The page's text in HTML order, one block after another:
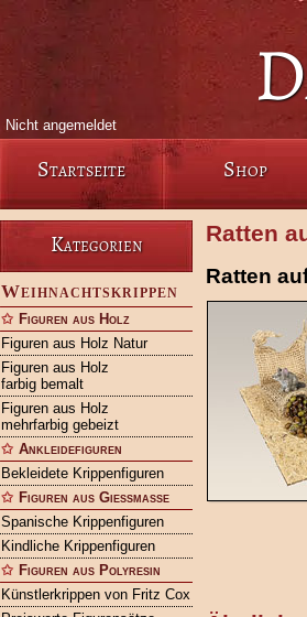
Nicht angemeldet
Startseite Shop
Kategorien
Weihnachtskrippen
Figuren aus Holz
Figuren aus Holz Natur
Figuren aus Holz
farbig bemalt
Figuren aus Holz
mehrfarbig gebeizt
Ankleidefiguren
Bekleidete Krippenfiguren
Figuren aus Gießmasse
Spanische Krippenfiguren
Kindliche Krippenfiguren
Figuren aus Polyresin
Künstlerkrippen von Fritz Cox
Ratten
Ratten